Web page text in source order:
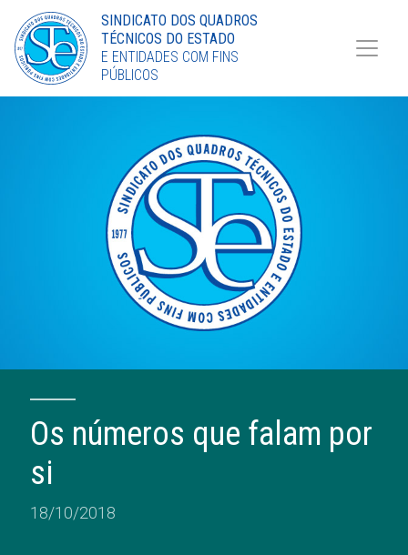
Torne-se Sócio
LinkedIn
SINDICATO DOS QUADROS
TÉCNICOS DO ESTADO
E ENTIDADES COM FINS
PÚBLICOS
Os números que falam por
si
18/10/2018